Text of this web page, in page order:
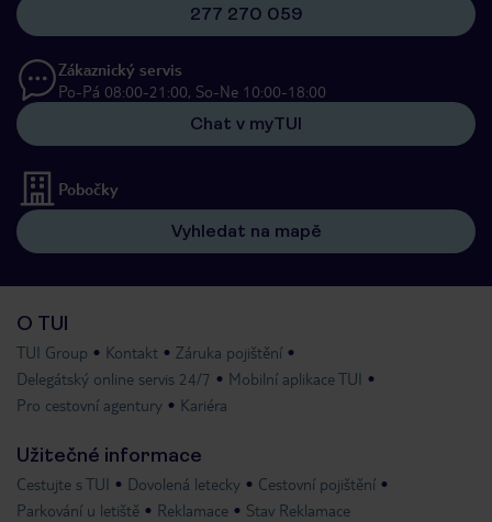
277 270 059
Zákaznický servis
Po-Pá 08:00-21:00, So-Ne 10:00-18:00
Chat v myTUI
Pobočky
Vyhledat na mapě
O TUI
TUI Group Kontakt
Záruka pojištění
Delegátský online servis 24/7
Mobilní aplikace TUI
Pro cestovní agentury
Kariéra
Užitečné informace
Cestujte s TUI Dovolená letecky
Cestovní pojištění
Parkování u letiště
Reklamace Stav Reklamace